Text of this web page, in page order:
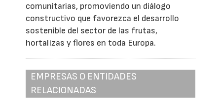
comunitarias, promoviendo un diálogo
constructivo que favorezca el desarrollo
sostenible del sector de las frutas,
hortalizas y flores en toda Europa.
EMPRESAS O ENTIDADES
RELACIONADAS